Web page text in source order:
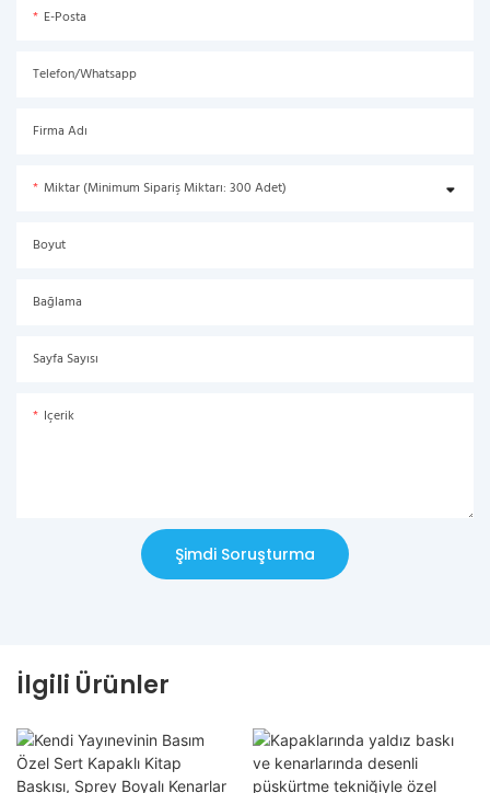
E-Posta
Telefon/Whatsapp
Firma Adı
Miktar (Minimum Sipariş Miktarı: 300 Adet)
Boyut
Bağlama
Sayfa Sayısı
Içerik
Şimdi Soruşturma
İlgili Ürünler